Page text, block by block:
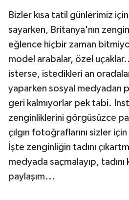
Bizler kısa tatil günlerimiz için
sayarken, Britanya'nın
eğlence hiçbir zaman
model arabalar, özel
isterse, istedikleri an
yaparken sosyal medyadan